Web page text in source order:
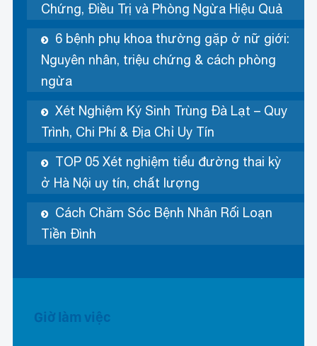
Chứng, Điều Trị và Phòng Ngừa Hiệu Quả
6 bệnh phụ khoa thường gặp ở nữ giới:
Nguyên nhân, triệu chứng & cách phòng
ngừa
Xét Nghiệm Ký Sinh Trùng Đà Lạt – Quy
Trình, Chi Phí & Địa Chỉ Uy Tín
TOP 05 Xét nghiệm tiểu đường thai kỳ
ở Hà Nội uy tín, chất lượng
Cách Chăm Sóc Bệnh Nhân Rối Loạn
Tiền Đình
Giờ làm việc